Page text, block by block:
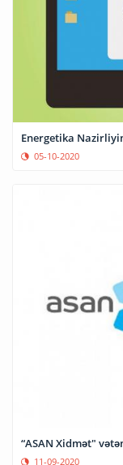
Energetika
05-10-2020
“ASAN Xidmət"
11-09-2020